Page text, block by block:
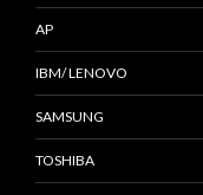
AP
IBM/ LENOVO
SAMSUNG
TOSHIBA